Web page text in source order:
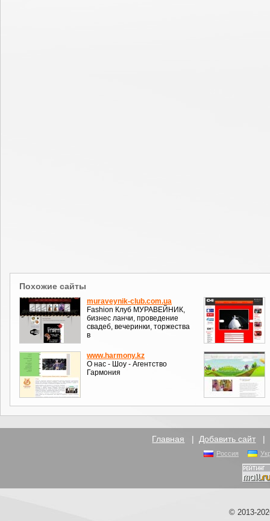
Похожие сайты
muraveynik-club.com.ua
Fashion Клуб МУРАВЕЙНИК,
бизнес ланчи, проведение
свадеб, вечеринки, торжества
в
www.harmony.kz
О нас - Шоу - Агентство
Гармония
Главная | Добавить сайт |
Россия
© 2013-